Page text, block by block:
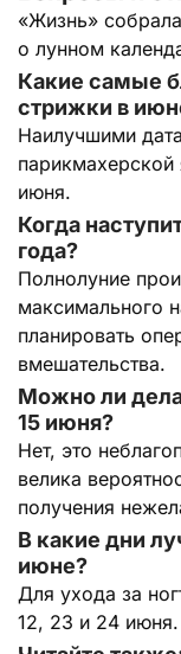
«Жизнь»
о лунном
Какие самые
стрижки в
Наилучшими
июня.
Когда
года?
Полнолуние
максимального
планировать
вмешательства.
Можно ли
15 июня?
Нет, это
велика
получения
В какие дни
июне?
Для ухода за
12, 23 и 24 июня.